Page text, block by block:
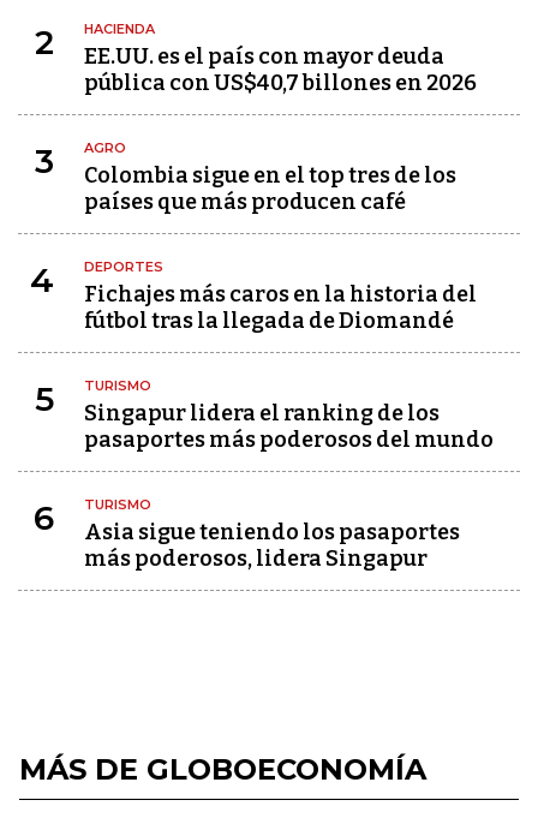
2 HACIENDA
EE.UU. es el país con mayor deuda
pública con US$40,7 billones en 2026
3 AGRO
Colombia sigue en el top tres de los
países que más producen café
4 DEPORTES
Fichajes más caros en la historia del
fútbol tras la llegada de Diomandé
5 TURISMO
Singapur lidera el ranking de los
pasaportes más poderosos del mundo
6 TURISMO
Asia sigue teniendo los pasaportes
más poderosos, lidera Singapur
MÁS DE GLOBOECONOMÍA